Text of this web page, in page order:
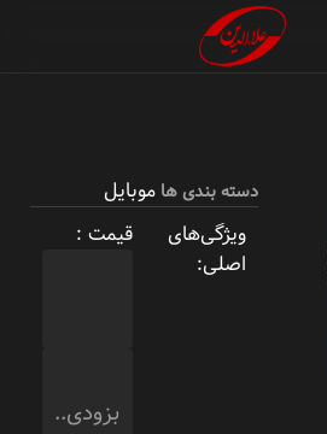
دسته بندی ها موبایل
ویژگی‌های
اصلی:
قیمت :
بزودی..